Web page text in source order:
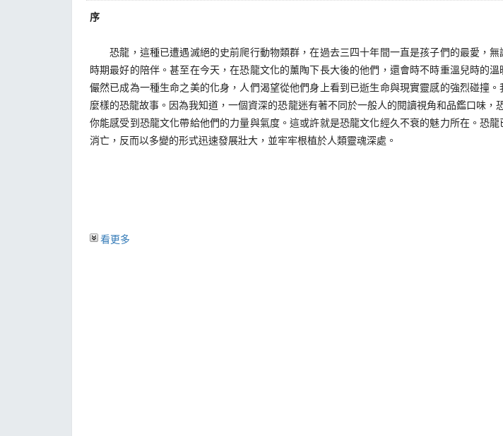
序
恐龍，這種已遭遇滅絕的史前爬行動物類群，在過去三四十年間一直是孩子們的最愛，
時期最好的陪伴。甚至在今天，在恐龍文化的薰陶下長大後的他們，還會時不時重溫兒時的
儼然已成為一種生命之美的化身，人們渴望從他們身上看到已逝生命與現實靈感的強烈碰撞
麼樣的恐龍故事。因為我知道，一個資深的恐龍迷有著不同於一般人的閱讀視角和品鑑口味
你能感受到恐龍文化帶給他們的力量與氣度。這或許就是恐龍文化經久不衰的魅力所在。恐
消亡，反而以多變的形式迅速發展壯大，並牢牢根植於人類靈魂深處。
看更多